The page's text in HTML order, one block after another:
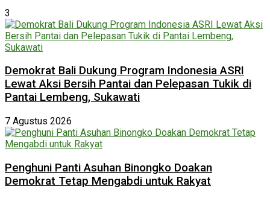
3
Demokrat Bali Dukung Program Indonesia ASRI
Lewat Aksi Bersih Pantai dan Pelepasan Tukik di
Pantai Lembeng, Sukawati
7 Agustus 2026
Penghuni Panti Asuhan Binongko Doakan
Demokrat Tetap Mengabdi untuk Rakyat